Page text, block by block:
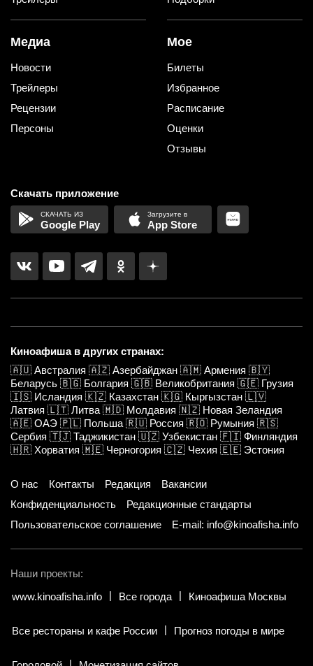
Медиа
Новости
Трейлеры
Рецензии
Персоны
Мое
Билеты
Избранное
Расписание
Оценки
Отзывы
Скачать приложение
Google Play App Store
Киноафиша в других странах:
🇦🇺 Австралия 🇦🇿 Азербайджан 🇦🇲 Армения 🇧🇾
Беларусь 🇧🇬 Болгария 🇬🇧 Великобритания 🇬🇪 Грузия
🇮🇸 Исландия 🇰🇿 Казахстан 🇰🇬 Кыргызстан 🇱🇻
Латвия 🇱🇹 Литва 🇲🇩 Молдавия 🇳🇿 Новая Зеландия
🇦🇪 ОАЭ 🇵🇱 Польша 🇷🇺 Россия 🇷🇴 Румыния 🇷🇸
Сербия 🇹🇯 Таджикистан 🇺🇿 Узбекистан 🇫🇮 Финляндия
🇭🇷 Хорватия 🇲🇪 Черногория 🇨🇿 Чехия 🇪🇪 Эстония
О нас Контакты Редакция
Вакансии
Конфиденциальность
Редакционные стандарты
Пользовательское соглашение
E-mail: info@kinoafisha.info
Наши проекты:
www.kinoafisha.info
Все города Киноафиша Москвы
Все рестораны и кафе России Прогноз погоды в мире